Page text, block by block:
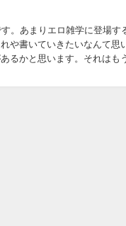
。あまりエロ雑学に登場す
や書いていきたいなんて思
るかと思います。それはも
フェチです。それも女...